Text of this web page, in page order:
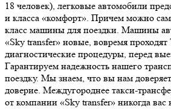
18 человек), легковые автомобили
и класса «комфорт». Причем можно
класс машины для поездки. Машины
«Sky transfer» новые, вовремя
диагностические процедуры, перед
Гарантируем надежность нашего
поездку. Мы знаем, что вы нам
доверие. Междугороднее такси-
от компании «Sky transfer» никогда вас